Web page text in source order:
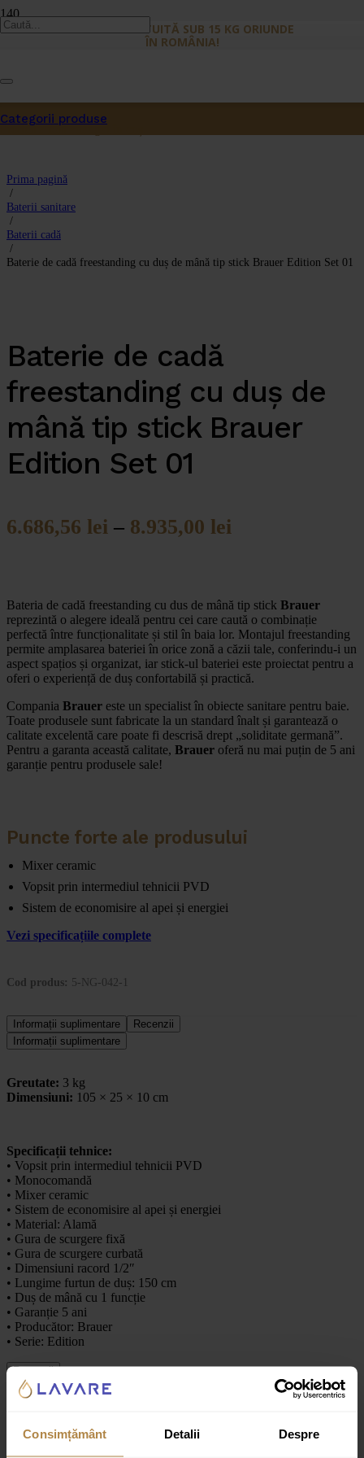
Consimțământ Detalii Despre
LIVRARE GRATUITĂ SUB 15 KG ORIUNDE
ÎN ROMÂNIA!
Produsa fost adăugat în coș.
Categorii produse
Prima pagină
/
Baterii sanitare
/
Baterii cadă
/
Baterie de cadă freestanding cu duș de mână tip stick Brauer Edition Set 01
Baterie de cadă
freestanding cu duș de
mână tip stick Brauer
Edition Set 01
6.686,56 lei – 8.935,00 lei
Bateria de cadă freestanding cu dus de mână tip stick Brauer
reprezintă o alegere ideală pentru cei care caută o combinație
perfectă între funcționalitate și stil în baia lor. Montajul freestanding
permite amplasarea bateriei în orice zonă a căzii tale, conferindu-i un
aspect spațios și organizat, iar stick-ul bateriei este proiectat pentru a
oferi o experiență de duș confortabilă și practică.
Compania Brauer este un specialist în obiecte sanitare pentru baie.
Toate produsele sunt fabricate la un standard înalt și garantează o
calitate excelentă care poate fi descrisă drept „soliditate germană”.
Pentru a garanta această calitate, Brauer oferă nu mai puțin de 5 ani
garanție pentru produsele sale!
Puncte forte ale produsului
Mixer ceramic
Vopsit prin intermediul tehnicii PVD
Sistem de economisire al apei și energiei
Vezi specificațiile complete
Cod produs: 5-NG-042-1
Informații suplimentare
Recenzii
Informații suplimentare
Greutate: 3 kg
Dimensiuni: 105 × 25 × 10 cm
Specificații tehnice:
• Vopsit prin intermediul tehnicii PVD
• Monocomandă
• Mixer ceramic
• Sistem de economisire al apei și energiei
• Material: Alamă
• Gura de scurgere fixă
• Gura de scurgere curbată
• Dimensiuni racord 1/2″
• Lungime furtun de duș: 150 cm
• Duș de mână cu 1 funcție
• Garanție 5 ani
• Producător: Brauer
• Serie: Edition
Recenzii
Recenzii